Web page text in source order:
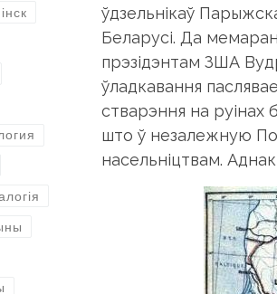
ўдзельнікаў
Беларусі. Да
прэзідэнтам ЗША
ўладкавання
стварэння на руінах
што ў незалежную
насельніцтвам.